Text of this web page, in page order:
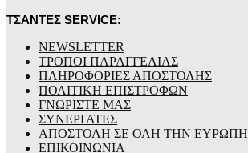
ΤΣΑΝΤΕΣ SERVICE:
NEWSLETTER
ΤΡΟΠΟΙ ΠΑΡΑΓΓΕΛΙΑΣ
ΠΛΗΡΟΦΟΡΙΕΣ ΑΠΟΣΤΟΛΗΣ
ΠΟΛΙΤΙΚΗ ΕΠΙΣΤΡΟΦΩΝ
ΓΝΩΡΙΣΤΕ ΜΑΣ
ΣΥΝΕΡΓΑΤΕΣ
ΑΠΟΣΤΟΛΗ ΣΕ ΟΛΗ ΤΗΝ ΕΥΡΩΠΗ
ΕΠΙΚΟΙΝΩΝΙΑ